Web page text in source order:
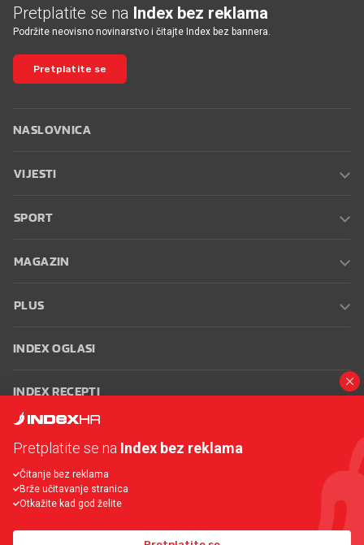
Pretplatite se na Index bez reklama
Podržite neovisno novinarstvo i čitajte Index bez bannera.
Pretplatite se
NASLOVNICA
VIJESTI
SPORT
MAGAZIN
PLUS
INDEX OGLASI
INDEX RECEPTI
Oglašavanje Zaposli se na Indexu
korištenja
Postavke kolačića
Pretplatite se na Index bez reklama
Čitanje bez reklama
Brže učitavanje stranica
Otkažite kad god želite